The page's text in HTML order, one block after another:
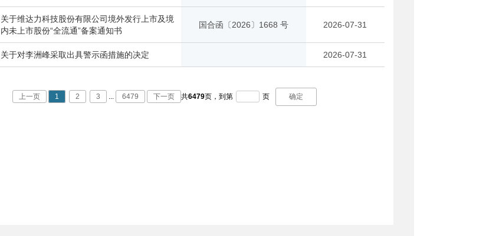
关于维达力科技股份有限公司境外发行上市及境
内未上市股份“全流通”备案通知书
国合函〔2026〕1668 号 2026-07-31
关于对李洲峰采取出具警示函措施的决定 2026-07-31
上一页 1 2 3 ... 6479 下一页 共6479页， 到第 页 确定